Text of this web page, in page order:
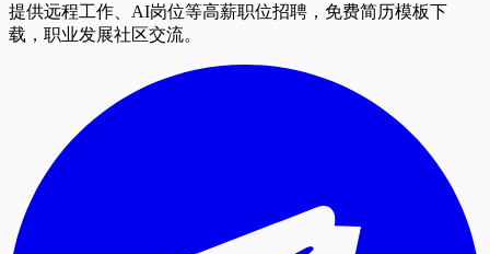
提供远程工作、AI岗位等高薪职位招聘，免费简历模板下
载，职业发展社区交流。